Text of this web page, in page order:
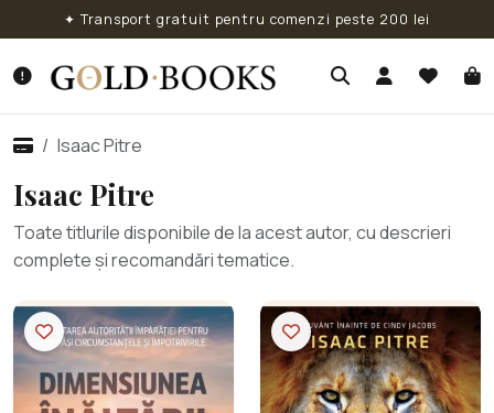
✦ Transport gratuit pentru comenzi peste 200 lei
Isaac Pitre
Isaac Pitre
Toate titlurile disponibile de la acest autor, cu descrieri
complete și recomandări tematice.